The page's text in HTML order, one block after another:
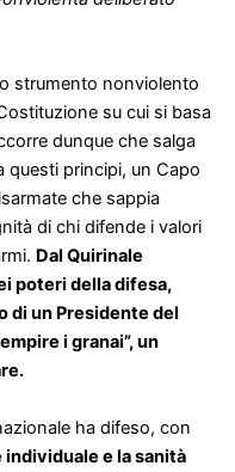
strumento nonviolento
su cui si basa
dunque che salga
questi principi, un Capo
che sappia
di chi difende i valori
Dal Quirinale
poteri della difesa,
di un Presidente del
i granai”, un
ha difeso, con
individuale e la sanità